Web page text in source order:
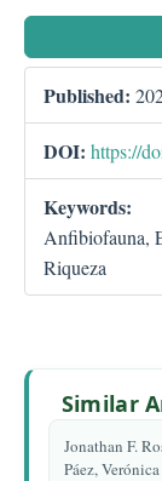
Published:
DOI: https://
Keywords:
Anfibiofauna,
Riqueza
Similar
Jonathan F.
Páez,